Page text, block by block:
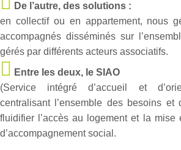
De l’autre, des solutions :
en collectif ou en appartement, nous
accompagnés disséminés sur
gérés par différents acteurs associatifs.
Entre les deux, le SIAO
(Service intégré d’accueil et
centralisant l’ensemble des besoins
fluidifier l’accès au logement et la mise
d’accompagnement social.